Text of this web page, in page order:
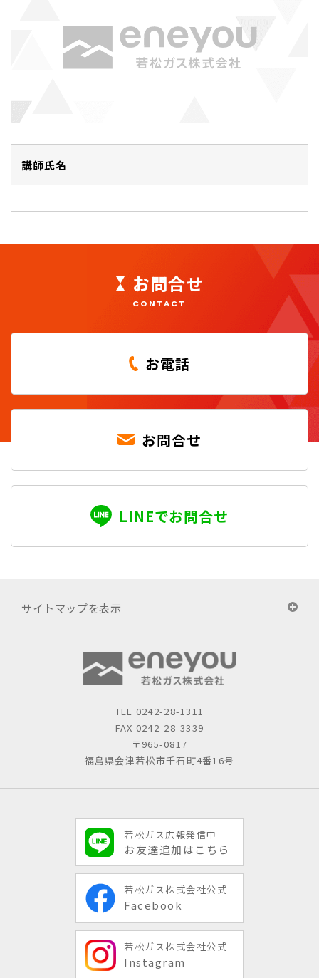
講師氏名
お問合せ
CONTACT
お電話
お問合せ
LINEでお問合せ
サイトマップを表示
TEL 0242-28-1311
FAX 0242-28-3339
〒965-0817
福島県会津若松市千石町4番16号
若松ガス広報発信中
お友達追加はこちら
若松ガス株式会社公式
Facebook
若松ガス株式会社公式
Instagram